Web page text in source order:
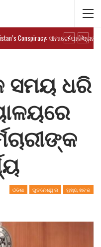
ସମୟ ଧରି
ଓଡିଶା ଭୁବନେଶ୍ୱର ମୁଖ୍ୟ ଖବର